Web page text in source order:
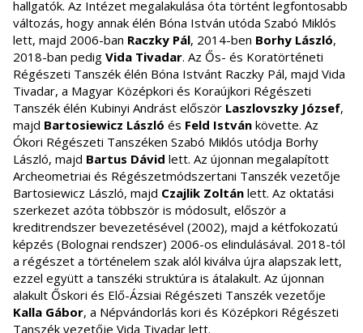
hallgatók. Az Intézet megalakulása óta történt legfontosabb
változás, hogy annak élén Bóna István utóda Szabó Miklós
lett, majd 2006-ban Raczky Pál, 2014-ben Borhy László,
2018-ban pedig Vida Tivadar. Az Ős- és Koratörténeti
Régészeti Tanszék élén Bóna Istvánt Raczky Pál, majd Vida
Tivadar, a Magyar Középkori és Koraújkori Régészeti
Tanszék élén Kubinyi Andrást először Laszlovszky József,
majd Bartosiewicz László és Feld István követte. Az
Ókori Régészeti Tanszéken Szabó Miklós utódja Borhy
László, majd Bartus Dávid lett. Az újonnan megalapított
Archeometriai és Régészetmódszertani Tanszék vezetője
Bartosiewicz László, majd Czajlik Zoltán lett. Az oktatási
szerkezet azóta többször is módosult, először a
kreditrendszer bevezetésével (2002), majd a kétfokozatú
képzés (Bolognai rendszer) 2006-os elindulásával. 2018-tól
a régészet a történelem szak alól kiválva újra alapszak lett,
ezzel együtt a tanszéki struktúra is átalakult. Az újonnan
alakult Őskori és Elő-Ázsiai Régészeti Tanszék vezetője
Kalla Gábor, a Népvándorlás kori és Középkori Régészeti
Tanszék vezetője Vida Tivadar lett.